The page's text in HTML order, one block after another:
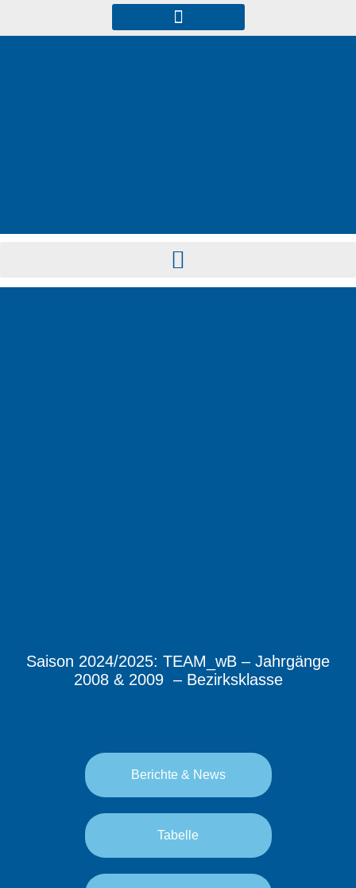
Saison 2024/2025: TEAM_wB – Jahrgänge
2008 & 2009 – Bezirksklasse
Berichte & News
Tabelle